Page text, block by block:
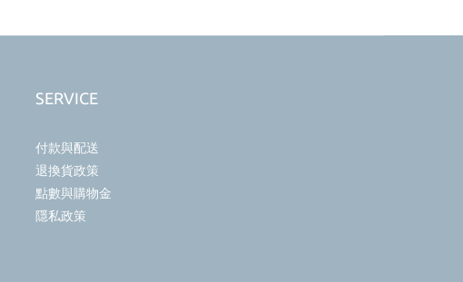
SERVICE
付款與配送
退換貨政策
點數與購物金
隱私政策